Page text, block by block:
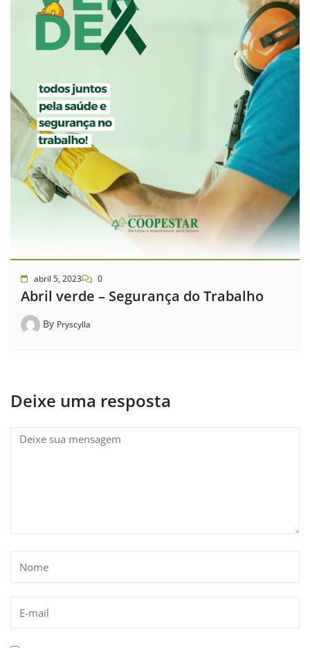
abril 5, 2023 0
Abril verde – Segurança do Trabalho
By Pryscylla
Deixe uma resposta